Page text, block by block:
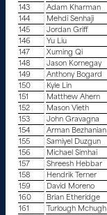
143
Adam Kharman
144
Mehdi Senhaji
145
Jordan Griff
146
Yu Liu
147
Xuming Qi
148
Jason Kornegay
149
Anthony Bogard
150
Kyle Lin
151
Matthew Ahern
152
Mason Vieth
153
John Gravagna
154
Arman Bezhanian
155
Samiyel Duzgun
156
Michael Simhai
157
Shreesh Hebbar
158
Hendrik Terner
159
David Moreno
160
Brian Etheridge
161
Turlough Mchugh